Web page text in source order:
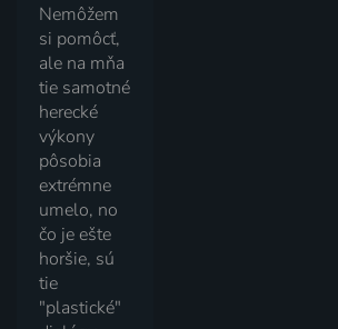
Nemôžem
si pomôcť,
ale na mňa
tie samotné
herecké
výkony
pôsobia
extrémne
umelo, no
čo je ešte
horšie, sú
tie
"plastické"